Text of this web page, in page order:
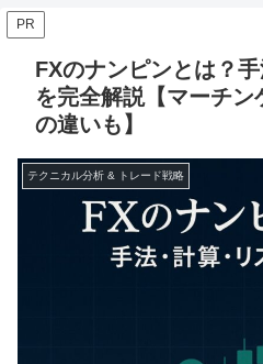
PR
FXのナンピンとは？
を完全解説【マーチン
の違いも】
テクニカル分析 & トレード戦略